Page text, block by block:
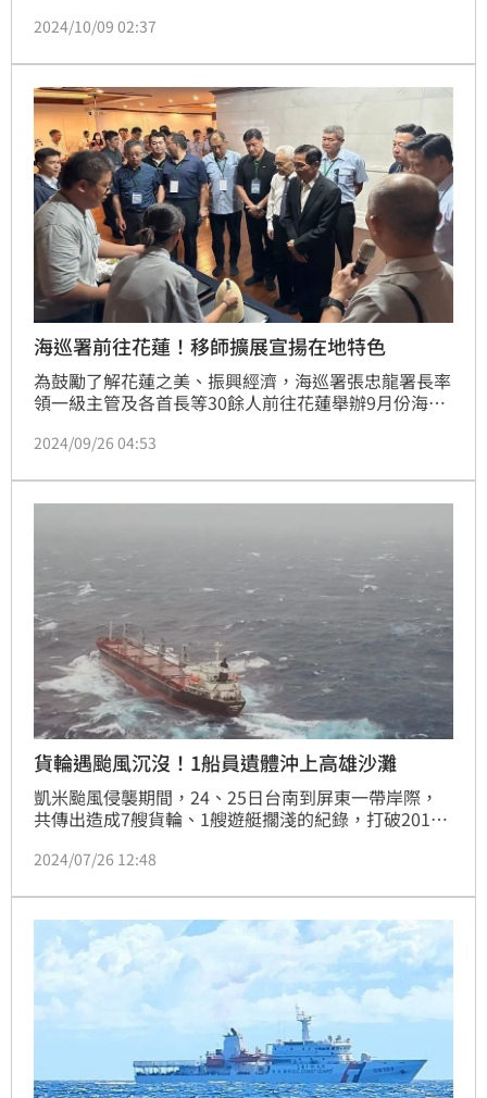
使、馬來西亞國家安全部官員、菲律賓自然資源部官
心CSIS副研究員、美國摩根史坦利投資部主管、越南
資源與環境海洋科學研究所、韓國海事研究所(KMI)研
究員、日本川和財團海洋政策研究所主任、世界資源研
究所全球
2024/10/09 02:37
海巡署前往花蓮！移師擴展宣揚在地特色
為鼓勵了解花蓮之美、振興經濟，海巡署張忠龍署長率
領一級主管及各首長等30餘人前往花蓮舉辦9月份海巡
限公司，增進對花蓮地方的瞭解、擴展及廣宣花蓮的特
2024/09/26 04:53
貨輪遇颱風沉沒！1船員遺體沖上高雄沙灘
凱米颱風侵襲期間，24、25日台南到屏東一帶岸際，
共傳出造成7艘貨輪、1艘遊艇擱淺的紀錄，打破2018
雜貨船，在高雄外海沉沒，船上有9人，有4人獲救，其
區海墘路沙灘，目前已聯繫上船公司，後續警方報請檢
方報驗。
2024/07/26 12:48